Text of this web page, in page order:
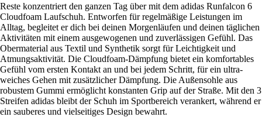
Reste konzentriert den ganzen Tag über mit dem adidas Runfalcon 6
Cloudfoam Laufschuh. Entworfen für regelmäßige Leistungen im
Alltag, begleitet er dich bei deinen Morgenläufen und deinen täglichen
Aktivitäten mit einem ausgewogenen und zuverlässigen Gefühl. Das
Obermaterial aus Textil und Synthetik sorgt für Leichtigkeit und
Atmungsaktivität. Die Cloudfoam-Dämpfung bietet ein komfortables
Gefühl vom ersten Kontakt an und bei jedem Schritt, für ein ultra-
weiches Gehen mit zusätzlicher Dämpfung. Die Außensohle aus
robustem Gummi ermöglicht konstanten Grip auf der Straße. Mit den 3
Streifen adidas bleibt der Schuh im Sportbereich verankert, während er
ein sauberes und vielseitiges Design bewahrt.